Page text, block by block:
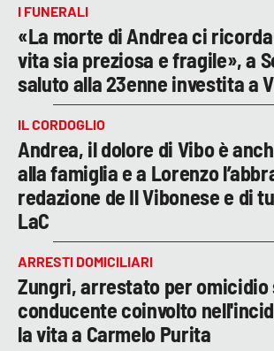
I FUNERALI
«La morte di Andrea ci
vita sia preziosa e fragile», a
saluto alla 23enne investita a
IL CORDOGLIO
Andrea, il dolore di Vibo è
alla famiglia e a Lorenzo
redazione de Il Vibonese e di
LaC
ARRESTI DOMICILIARI
Zungri, arrestato per omicidio
conducente coinvolto
la vita a Carmelo Purita